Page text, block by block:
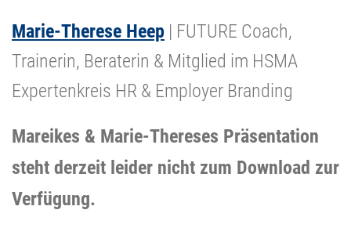
Marie-Therese Heep | FUTURE Coach,
Trainerin, Beraterin & Mitglied im HSMA
Expertenkreis HR & Employer Branding
Mareikes & Marie-Thereses Präsentation
steht derzeit leider nicht zum Download zur
Verfügung.